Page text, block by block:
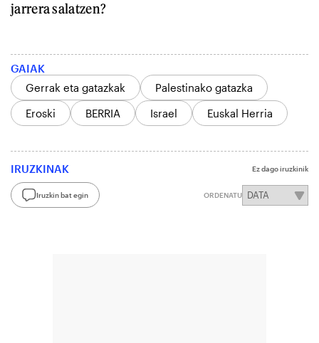
jarrera salatzen?
GAIAK
Gerrak eta gatazkak
Palestinako gatazka
Eroski
BERRIA Israel Euskal Herria
IRUZKINAK Ez dago iruzkinik
Iruzkin bat egin ORDENATU